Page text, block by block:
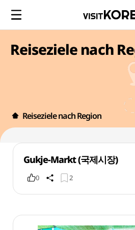
Reiseziele nach
Reiseziele nach Region
Gukje-Markt (국제시장)
0 2